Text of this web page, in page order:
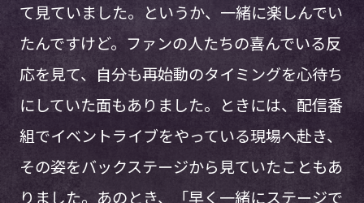
て見ていました。というか、一緒に楽しんでい
たんですけど。ファンの人たちの喜んでいる反
応を見て、自分も再始動のタイミングを心待ち
にしていた面もありました。ときには、配信番
組でイベントライブをやっている現場へ赴き、
その姿をバックステージから見ていたこともあ
りました。あのとき、「早く一緒にステージで